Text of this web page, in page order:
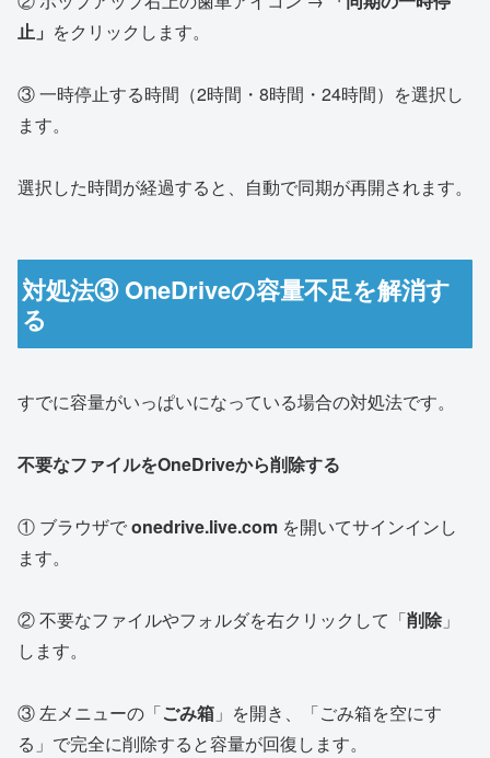
止」 をクリックします。
③ 一時停止する時間（2時間・8時間・24時間）を選択し
ます。
選択した時間が経過すると、自動で同期が再開されます。
対処法③ OneDriveの容量不足を解消す
る
すでに容量がいっぱいになっている場合の対処法です。
不要なファイルをOneDriveから削除する
① ブラウザでonedrive.live.com を開いてサインインし
ます。
② 不要なファイルやフォルダを右クリックして「削除 」
します。
③ 左メニューの「ごみ箱 」を開き、「ごみ箱を空にす
る」で完全に削除すると容量が回復します。